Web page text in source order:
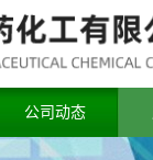
公司动态